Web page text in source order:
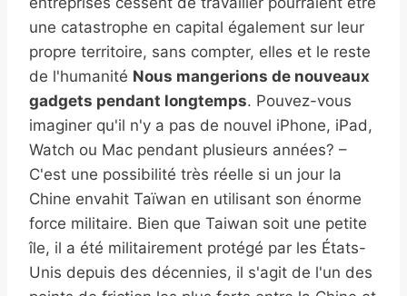
une catastrophe en capital également sur leur
propre territoire, sans compter, elles et le reste
de l'humanité Nous mangerions de nouveaux
gadgets pendant longtemps. Pouvez-vous
imaginer qu'il n'y a pas de nouvel iPhone, iPad,
Watch ou Mac pendant plusieurs années? –
C'est une possibilité très réelle si un jour la
Chine envahit Taïwan en utilisant son énorme
force militaire. Bien que Taiwan soit une petite
île, il a été militairement protégé par les États-
Unis depuis des décennies, il s'agit de l'un des